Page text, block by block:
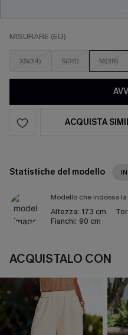
MISURARE (EU)
XS(34) S(36) M(38)
ACQUISTA
Statistiche del modello IN
Modello che indossa
Altezza: 173 cm
Fianchi: 90 cm
ACQUISTALO CON